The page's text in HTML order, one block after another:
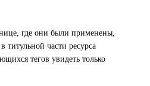
где они были применены,
титульной части ресурса
тегов увидеть только